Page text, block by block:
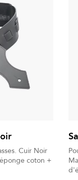
Noir
coton +
Marron